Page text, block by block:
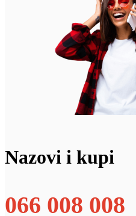
Nazovi i kupi
066 008 008